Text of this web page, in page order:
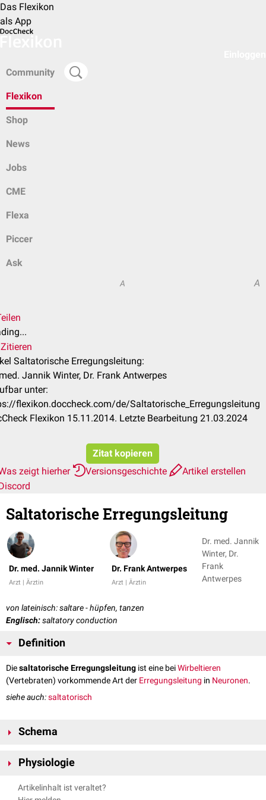
Das Flexikon
als App
Community
Flexikon
Shop
News
Jobs
CME
Flexa
Piccer
Ask
A A
Saltatorische Erregungsleitung:
Jannik Winter, Dr. Frank Antwerpes
unter:
flexikon.doccheck.com/de/Saltatorische_Erregungsleitung
Flexikon 15.11.2014. Letzte Bearbeitung 21.03.2024
Zitat kopieren
zeigt hierher
Versionsgeschichte
Artikel erstellen
Saltatorische Erregungsleitung
Dr. med. Jannik Winter
Arzt | Ärztin
Dr. Frank Antwerpes
Arzt | Ärztin
Dr. med. Jannik
Winter, Dr.
Frank
Antwerpes
von lateinisch: saltare - hüpfen, tanzen
Englisch:saltatory conduction
Definition
Diesaltatorische Erregungsleitung ist eine beiWirbeltieren
(Vertebraten) vorkommende Art der Erregungsleitung in Neuronen.
siehe auch:saltatorisch
Schema
Physiologie
Die saltatorische Erregungsleitung kommt nur bei
Nervenfasern vor. Bei Wirbeltieren sind die meisten
Artikelinhalt ist veraltet?